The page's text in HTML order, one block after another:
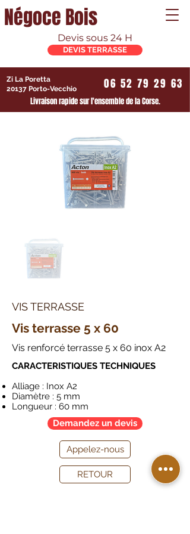
Négoce Bois
06 52 79 29 63
Zi La Poretta
20137 Porto-Vecchio
Livraison rapide sur l'ensemble de la Corse.
Devis sous 24 H
DEVIS TERRASSE
VIS TERRASSE
Vis terrasse 5 x 60
Vis renforcé terrasse 5 x 60 inox A2
CARACTERISTIQUES TECHNIQUES
Alliage : Inox A2
Diamètre : 5 mm
Longueur : 60 mm
Demandez un devis
Appelez-nous
RETOUR